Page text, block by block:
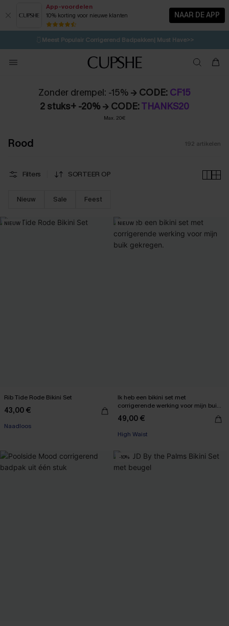
App-voordelen
10% korting voor nieuwe klanten NAAR DE APP
⚡️LAATSTE KANS | Tot 50% korting>>
🩱Meest Populair Corrigerend Badpakken| Must Have>>
💌Abonneer je & ontvang tot 15% korting>>
Koop 3, krijg 15% korting | CODE: SW15
Zonder drempel: -15% → CODE: CF15
2 stuks+ -20% → CODE:THANKS20
Max. 20€
Rood 192 artikelen
Filters SORTEER OP
Nieuw Sale Feest
NIEUW
Rib Tide Rode Bikini Set
43,00 €
【AG18】2 met 10% korting
Naadloos
NIEUW
Ik heb een bikini set met
corrigerende werking voor mijn buik
gekregen.
49,00 €
【AG18】2 met 10% korting
High Waist
-10%